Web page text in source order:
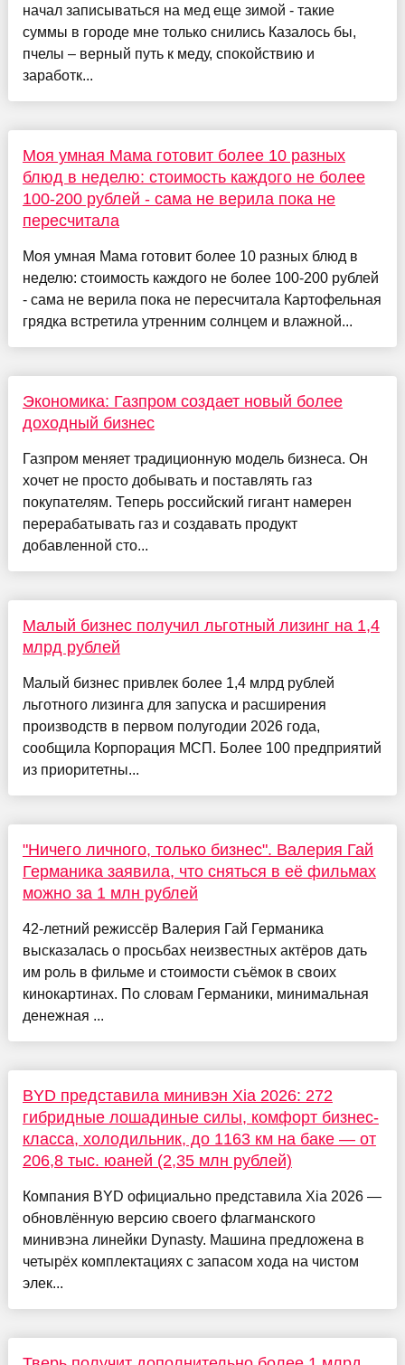
начал записываться на мед еще зимой - такие
суммы в городе мне только снились Казалось бы,
пчелы – верный путь к меду, спокойствию и
заработк...
Моя умная Мама готовит более 10 разных
блюд в неделю: стоимость каждого не более
100-200 рублей - сама не верила пока не
пересчитала
Моя умная Мама готовит более 10 разных блюд в
неделю: стоимость каждого не более 100-200 рублей
- сама не верила пока не пересчитала Картофельная
грядка встретила утренним солнцем и влажной...
Экономика: Газпром создает новый более
доходный бизнес
Газпром меняет традиционную модель бизнеса. Он
хочет не просто добывать и поставлять газ
покупателям. Теперь российский гигант намерен
перерабатывать газ и создавать продукт
добавленной сто...
Малый бизнес получил льготный лизинг на 1,4
млрд рублей
Малый бизнес привлек более 1,4 млрд рублей
льготного лизинга для запуска и расширения
производств в первом полугодии 2026 года,
сообщила Корпорация МСП. Более 100 предприятий
из приоритетны...
"Ничего личного, только бизнес". Валерия Гай
Германика заявила, что сняться в её фильмах
можно за 1 млн рублей
42-летний режиссёр Валерия Гай Германика
высказалась о просьбах неизвестных актёров дать
им роль в фильме и стоимости съёмок в своих
кинокартинах. По словам Германики, минимальная
денежная ...
BYD представила минивэн Xia 2026: 272
гибридные лошадиные силы, комфорт бизнес-
класса, холодильник, до 1163 км на баке — от
206,8 тыс. юаней (2,35 млн рублей)
Компания BYD официально представила Xia 2026 —
обновлённую версию своего флагманского
минивэна линейки Dynasty. Машина предложена в
четырёх комплектациях с запасом хода на чистом
элек...